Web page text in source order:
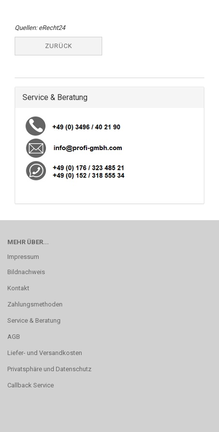
Quellen: eRecht24
ZURÜCK
Service & Beratung
MEHR ÜBER...
Impressum
Bildnachweis
Kontakt
Zahlungsmethoden
Service & Beratung
AGB
Liefer- und Versandkosten
Privatsphäre und Datenschutz
Callback Service